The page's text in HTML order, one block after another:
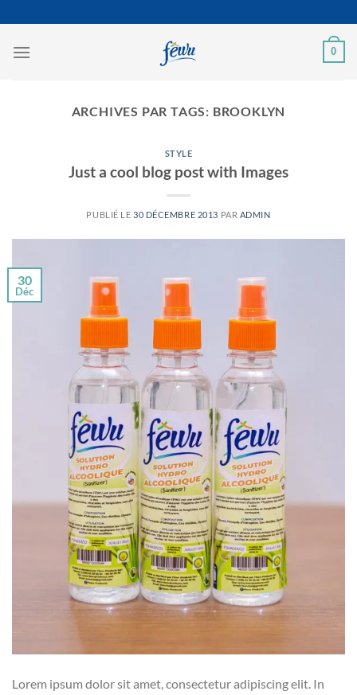
au
contenu
0
ARCHIVES PAR TAGS: BROOKLYN
STYLE
Just a cool blog post with Images
PUBLIÉ LE 30 DÉCEMBRE 2013 PAR ADMIN
30
Déc
Lorem ipsum dolor sit amet, consectetur adipiscing elit. In